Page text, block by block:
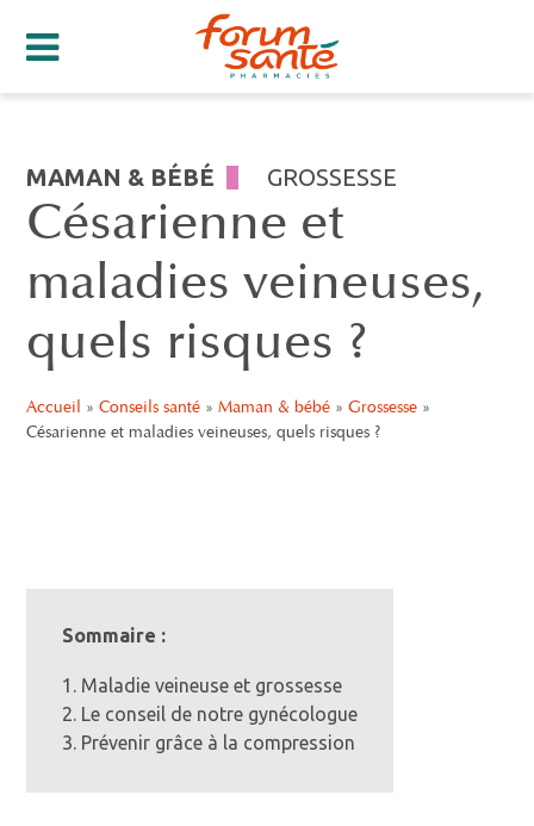
MAMAN & BÉBÉ GROSSESSE
Césarienne et
maladies veineuses,
quels risques ?
Accueil »Conseils santé »Maman & bébé »Grossesse »
Césarienne et maladies veineuses, quels risques ?
Sommaire :
1. Maladie veineuse et grossesse
2. Le conseil de notre gynécologue
3. Prévenir grâce à la compression